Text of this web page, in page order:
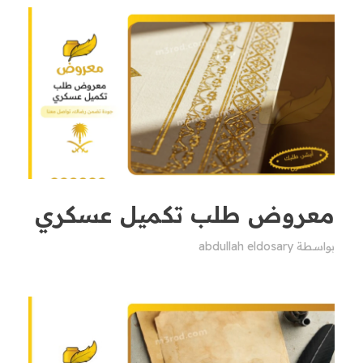
معروض طلب تكميل عسكري
بواسطة abdullah eldosary